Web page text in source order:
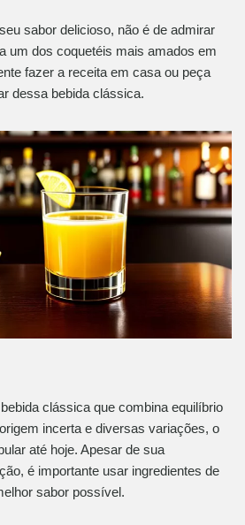
sabor delicioso, não é de admirar
um dos coquetéis mais amados em
fazer a receita em casa ou peça
dessa bebida clássica.
clássica que combina equilíbrio
incerta e diversas variações, o
até hoje. Apesar de sua
é importante usar ingredientes de
sabor possível.